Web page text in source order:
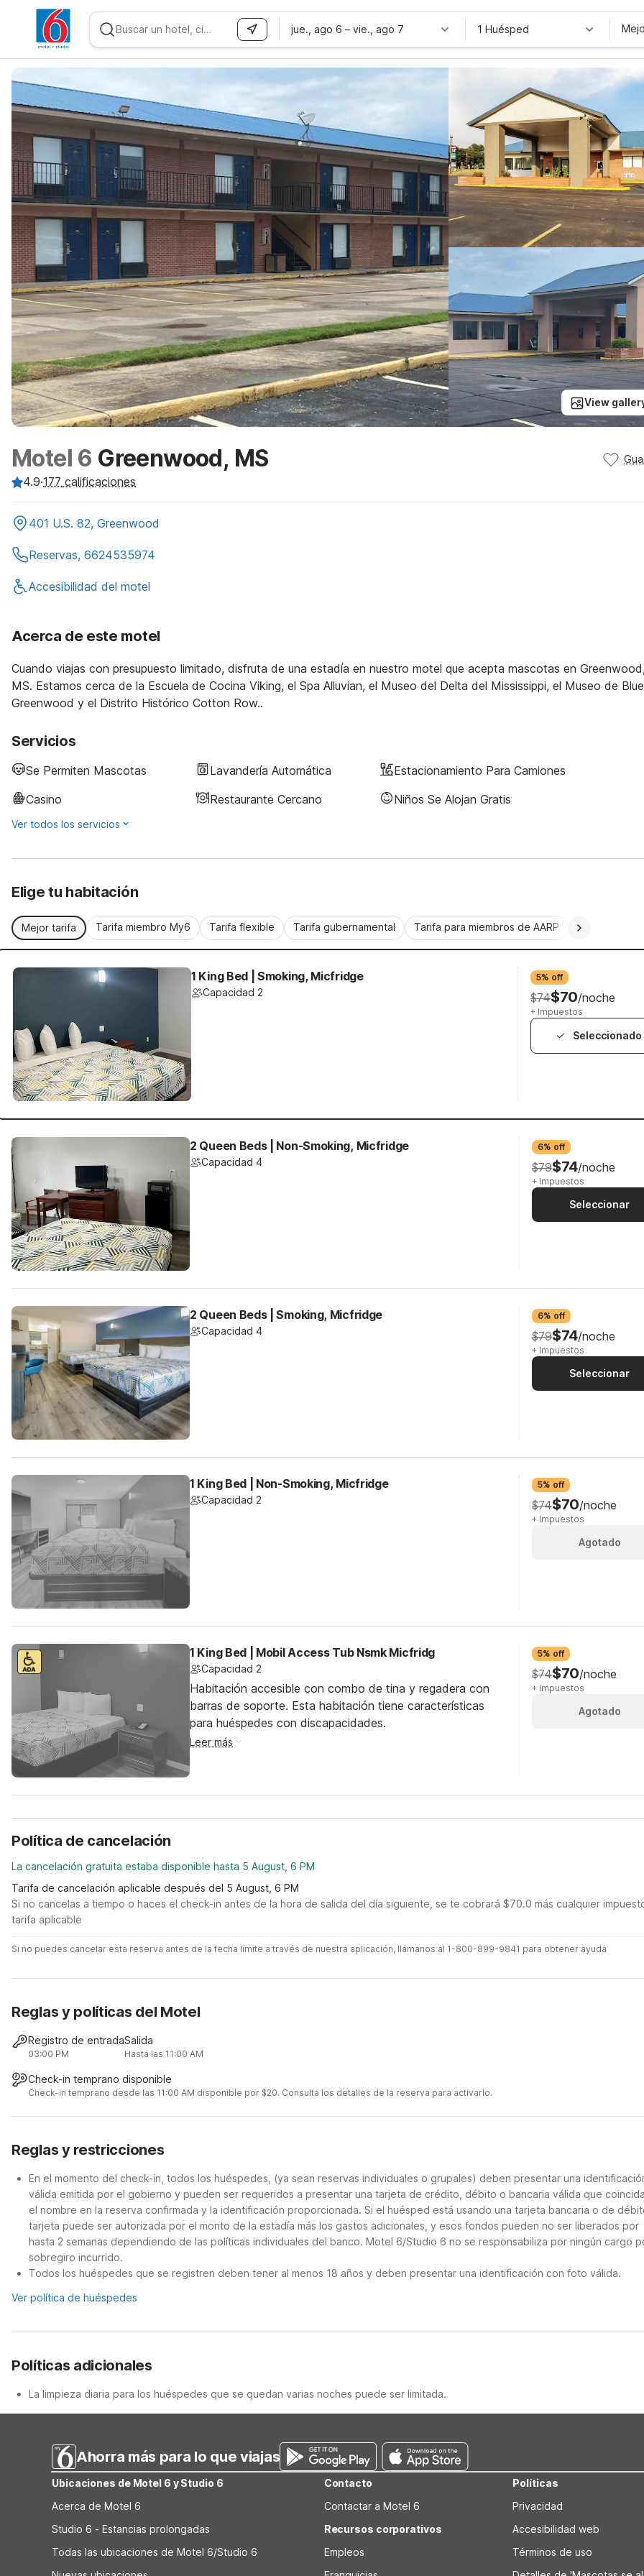
jue., ago 6 – vie., ago 7 1 Huésped
View
Motel 6 Greenwood, MS
4.9·177 calificaciones
401 U.S. 82, Greenwood
Reservas, 6624535974
Accesibilidad del motel
Acerca de este motel
Cuando viajas con presupuesto limitado, disfruta de una estadía en nuestro motel que acepta mascotas en
MS. Estamos cerca de la Escuela de Cocina Viking, el Spa Alluvian, el Museo del Delta del Mississippi, el Museo de
Greenwood y el Distrito Histórico Cotton Row..
Servicios
Se Permiten Mascotas Lavandería Automática
Estacionamiento Para Camiones
Casino
Restaurante Cercano Niños Se Alojan Gratis
Ver todos los servicios
Elige tu habitación
Mejor tarifa Tarifa miembro My6 Tarifa flexible Tarifa gubernamental Tarifa para miembros de AARP
1 King Bed | Smoking, Micfridge
Capacidad 2
5% off
$74$70/noche
+ Impuestos
Seleccionado
2 Queen Beds | Non-Smoking, Micfridge
Capacidad 4
6% off
$79$74/noche
+ Impuestos
Seleccionar
2 Queen Beds | Smoking, Micfridge
Capacidad 4
6% off
$79$74/noche
+ Impuestos
Seleccionar
1 King Bed | Non-Smoking, Micfridge
Capacidad 2
5% off
$74$70/noche
+ Impuestos
Agotado
1 King Bed | Mobil Access Tub Nsmk Micfridg
Capacidad 2
Habitación accesible con combo de tina y regadera con
barras de soporte. Esta habitación tiene características
para huéspedes con discapacidades.
Leer más
5% off
$74$70/noche
+ Impuestos
Agotado
Política de cancelación
La cancelación gratuita estaba disponible hasta 5 August, 6 PM
Tarifa de cancelación aplicable después del 5 August, 6 PM
Si no cancelas a tiempo o haces el check-in antes de la hora de salida del día siguiente, se te cobrará $70.0 más cualquier
tarifa aplicable
Si no puedes cancelar esta reserva antes de la fecha límite a través de nuestra aplicación, llámanos al 1-800-899-9841 para obtener ayuda
Reglas y políticas del Motel
Registro de entrada
03:00 PM
Salida
Hasta las 11:00 AM
Check-in temprano disponible
Check-in temprano desde las 11:00 AM disponible por $20. Consulta los detalles de la reserva para activarlo.
Reglas y restricciones
En el momento del check-in, todos los huéspedes, (ya sean reservas individuales o grupales) deben presentar una
válida emitida por el gobierno y pueden ser requeridos a presentar una tarjeta de crédito, débito o bancaria válida que
el nombre en la reserva confirmada y la identificación proporcionada. Si el huésped está usando una tarjeta bancaria o de
tarjeta puede ser autorizada por el monto de la estadía más los gastos adicionales, y esos fondos pueden no ser liberados por
hasta 2 semanas dependiendo de las políticas individuales del banco. Motel 6/Studio 6 no se responsabiliza por ningún cargo
sobregiro incurrido.
Todos los huéspedes que se registren deben tener al menos 18 años y deben presentar una identificación con foto válida.
Ver política de huéspedes
Políticas adicionales
La limpieza diaria para los huéspedes que se quedan varias noches puede ser limitada.
Ahorra más para lo que viajas
Ubicaciones de Motel 6 y Studio 6
Acerca de Motel 6
Studio 6 - Estancias prolongadas
Todas las ubicaciones de Motel 6/Studio 6
Contacto
Contactar a Motel 6
Recursos corporativos
Empleos
Políticas
Privacidad
Accesibilidad web
Términos de uso